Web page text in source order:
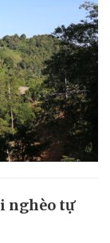
nghèo tự